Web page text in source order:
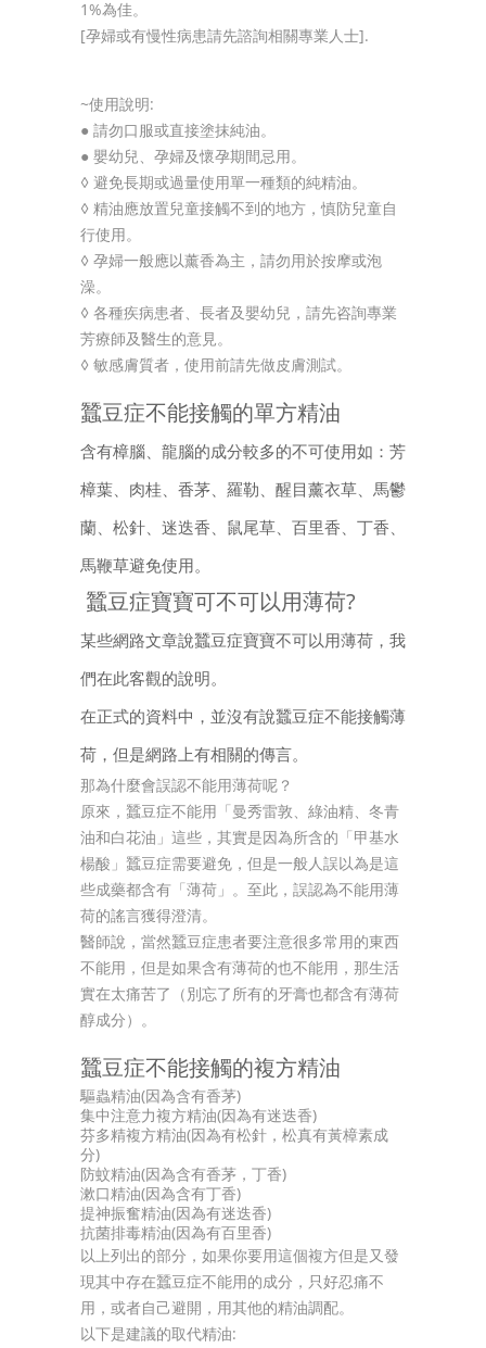
1%為佳。
[孕婦或有慢性病患請先諮詢相關專業人士].
~使用說明:
● 請勿口服或直接塗抹純油。
● 嬰幼兒、孕婦及懷孕期間忌用。
◊ 避免長期或過量使用單一種類的純精油。
◊ 精油應放置兒童接觸不到的地方，慎防兒童自
行使用。
◊ 孕婦一般應以薰香為主，請勿用於按摩或泡
澡。
◊ 各種疾病患者、長者及嬰幼兒，請先咨詢專業
芳療師及醫生的意見。
◊ 敏感膚質者，使用前請先做皮膚測試。
蠶豆症不能接觸的單方精油
含有樟腦、龍腦的成分較多的不可使用如：芳
樟葉、肉桂、香茅、羅勒、醒目薰衣草、馬鬱
蘭、松針、迷迭香、鼠尾草、百里香、丁香、
馬鞭草避免使用。
蠶豆症寶寶可不可以用薄荷?
某些網路文章說蠶豆症寶寶不可以用薄荷，我
們在此客觀的說明。
在正式的資料中，並沒有說蠶豆症不能接觸薄
荷，但是網路上有相關的傳言。
那為什麼會誤認不能用薄荷呢？
原來，蠶豆症不能用「曼秀雷敦、綠油精、冬青
油和白花油」這些，其實是因為所含的「甲基水
楊酸」蠶豆症需要避免，但是一般人誤以為是這
些成藥都含有「薄荷」。至此，誤認為不能用薄
荷的謠言獲得澄清。
醫師說，當然蠶豆症患者要注意很多常用的東西
不能用，但是如果含有薄荷的也不能用，那生活
實在太痛苦了（別忘了所有的牙膏也都含有薄荷
醇成分）。
蠶豆症不能接觸的複方精油
驅蟲精油(因為含有香茅)
集中注意力複方精油(因為有迷迭香)
芬多精複方精油(因為有松針，松真有黃樟素成
分)
防蚊精油(因為含有香茅，丁香)
漱口精油(因為含有丁香)
提神振奮精油(因為有迷迭香)
抗菌排毒精油(因為有百里香)
以上列出的部分，如果你要用這個複方但是又發
現其中存在蠶豆症不能用的成分，只好忍痛不
用，或者自己避開，用其他的精油調配。
以下是建議的取代精油: